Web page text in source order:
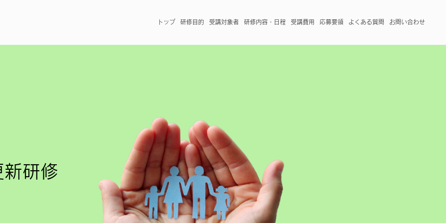
トップ 研修目的 受講対象者 研修内容・日程 受講費用 応募要領 よくある質問 お問い合わせ
新研修